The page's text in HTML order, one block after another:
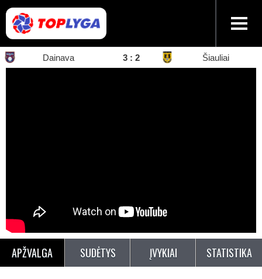
Dainava 3 : 2 Šiauliai
APŽVALGA SUDĖTYS ĮVYKIAI STATISTIKA